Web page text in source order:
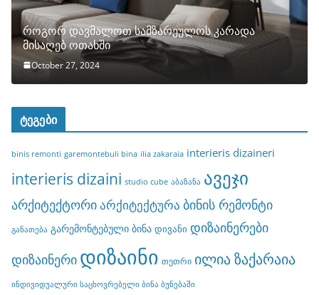
როგორ დავმალოთ სამზარეულოს კარადა
მისაღებ ოთახში
October 27, 2024
ტეგები
binis remonti garemontebuli bina ilia zakaraia interieris dizaineri
interieris dizaini studio cube აბაზანა ავეჯი
არქიტექტორიარქიტექტურა ბინის რემონტი
განათება გარემონტებული ბინა დივანი დიზაინერები
დიზაინერი დიზაინი თეთრი ილია ზაქარაია
ინდივიდუალური საცხოვრებელი ბინა ბუნებაში